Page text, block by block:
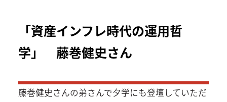
「資産インフレ時代の運用哲
学」 藤巻健史さん
藤巻健史さんの弟さんで夕学にも登壇していただ